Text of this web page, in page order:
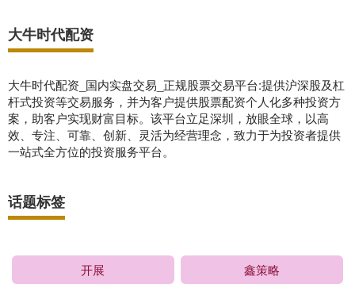
大牛时代配资
大牛时代配资_国内实盘交易_正规股票交易平台:提供沪深股及杠
杆式投资等交易服务，并为客户提供股票配资个人化多种投资方
案，助客户实现财富目标。该平台立足深圳，放眼全球，以高
效、专注、可靠、创新、灵活为经营理念，致力于为投资者提供
一站式全方位的投资服务平台。
话题标签
开展 鑫策略